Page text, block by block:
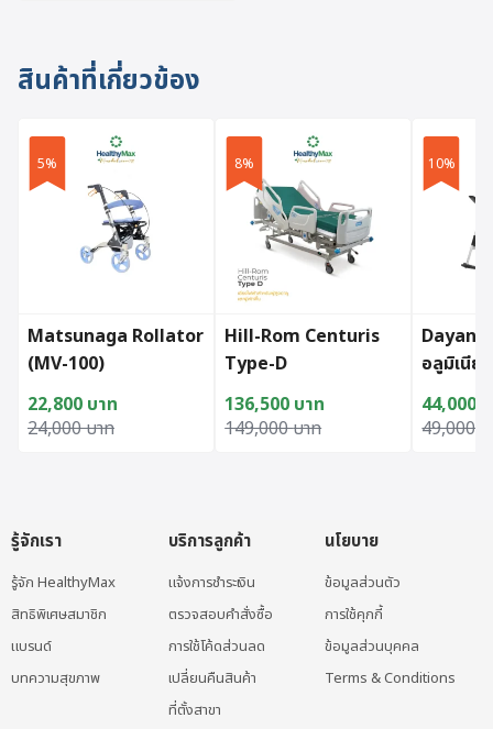
สินค้าที่เกี่ยวข้อง
5%
Matsunaga Rollator
(MV-100)
24,000บาท
Original price was: 24,000 บาท.
22,800 บาท
Current price is: 22,800 บาท.
8%
Hill-Rom Centuris
Type-D
149,000บาท
Original price was: 149,000 บาท.
136,500 บาท
Current price is: 136,500 บาท.
10%
Dayang
อลูมิเนีย
49,000
Original
44,000
Current
รู้จักเรา
รู้จัก HealthyMax
สิทธิพิเศษสมาชิก
แบรนด์
บทความสุขภาพ
บริการลูกค้า
แจ้งการชำระเงิน
ตรวจสอบคำสั่งซื้อ
การใช้โค้ดส่วนลด
เปลี่ยนคืนสินค้า
ที่ตั้งสาขา
นโยบาย
ข้อมูลส่วนตัว
การใช้คุกกี้
ข้อมูลส่วนบุคคล
Terms & Conditions